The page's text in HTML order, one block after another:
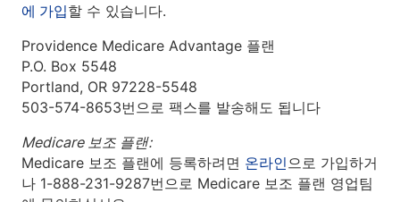
에 가입할 수 있습니다.
Providence Medicare Advantage 플랜
P.O. Box 5548
Portland, OR 97228-5548
503-574-8653번으로 팩스를 발송해도 됩니다
Medicare 보조 플랜:
Medicare 보조 플랜에 등록하려면 온라인으로 가입하거
나 1-888-231-9287번으로 Medicare 보조 플랜 영업팀